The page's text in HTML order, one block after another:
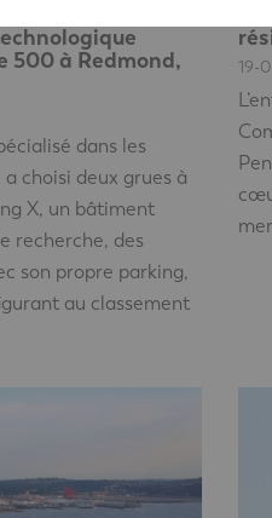
un
500 à Redmond,
dans les
choisi deux grues à
X, un bâtiment
recherche, des
son propre parking,
au classement
19-